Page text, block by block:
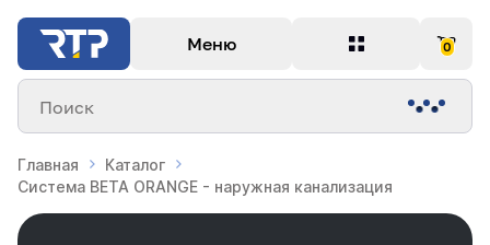
Меню 0
Поиск
Главная
Каталог
Система BETA ORANGE - наружная канализация